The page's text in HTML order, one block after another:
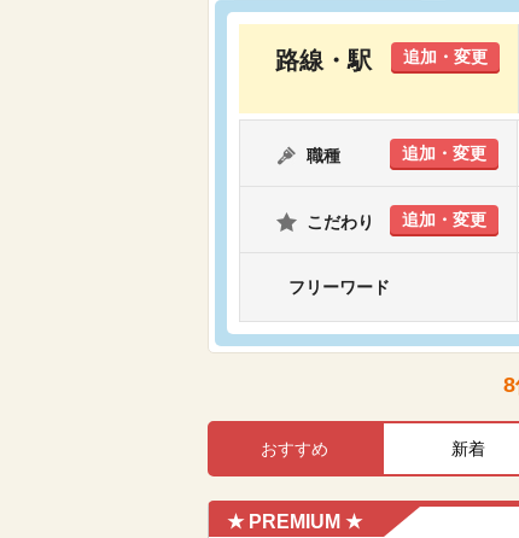
路線・駅 追加・変更
職種 追加・変更
こだわり 追加・変更
フリーワード
8
おすすめ 新着
★ PREMIUM ★